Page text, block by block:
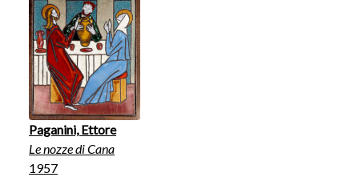
Paganini, Ettore
Le nozze di Cana
1957